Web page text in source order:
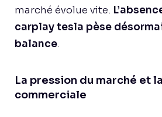
marché évolue vite.
carplay tesla pèse
balance.
La pression du marché et
commerciale